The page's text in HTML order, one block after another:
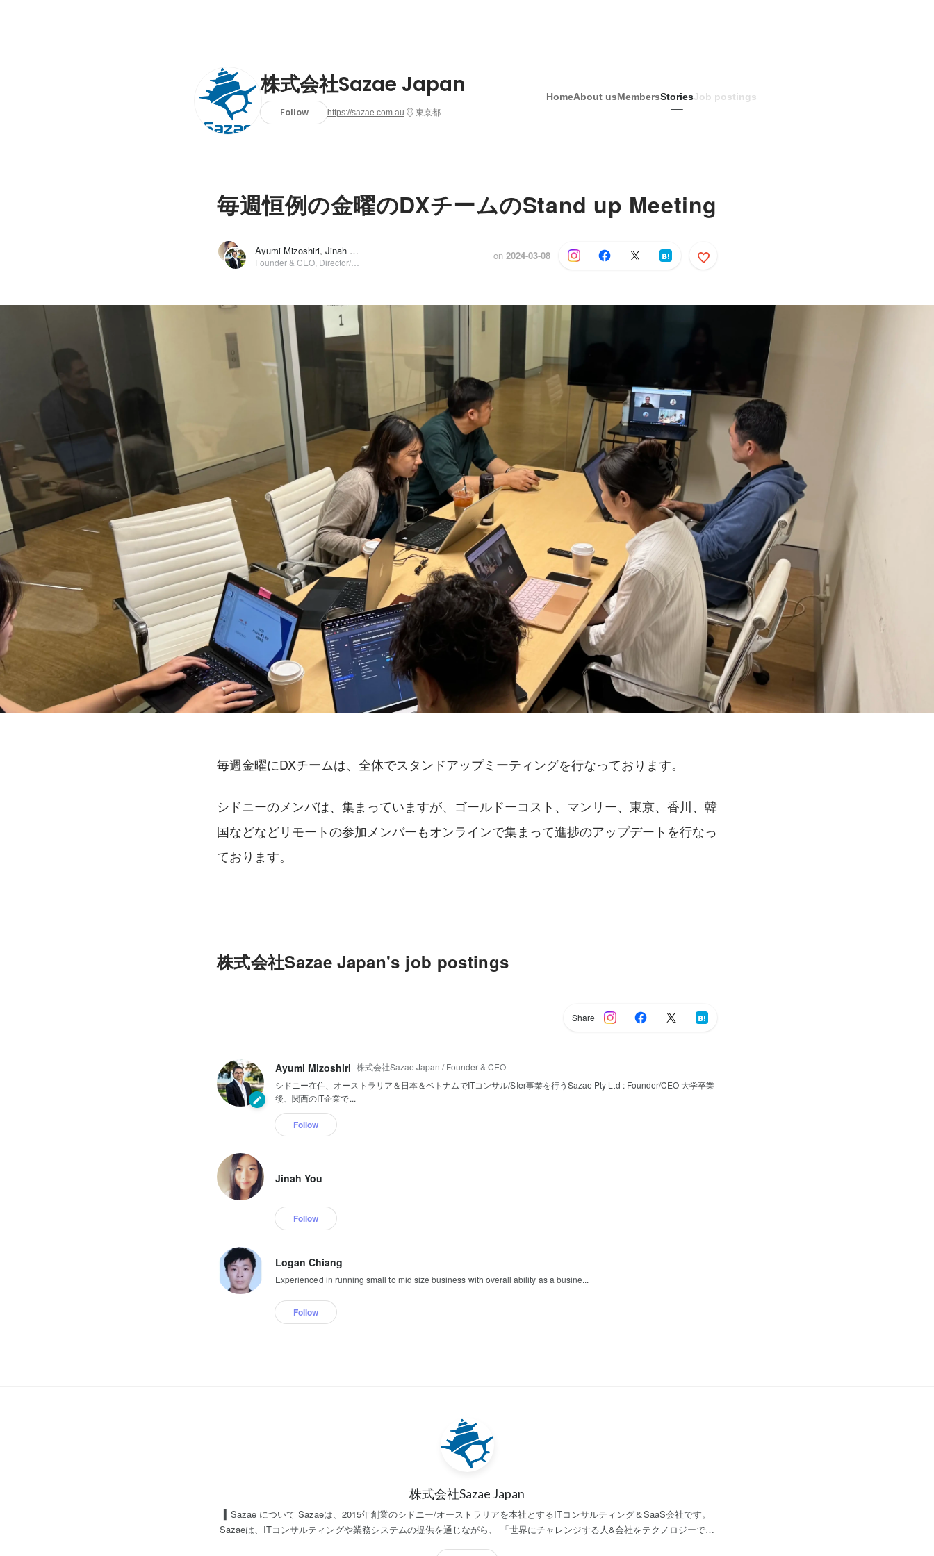
株式会社Sazae Japan
Follow https://sazae.com.au 東京都
HomeAbout usMembersStoriesJob postings
毎週恒例の金曜のDXチームのStand up Meeting
Ayumi Mizoshiri, Jinah You on 2024-03-08
毎週金曜にDXチームは、全体でスタンドアップミーティングを行なっております。
シドニーのメンバは、集まっていますが、ゴールドーコスト、マンリー、東京、香川、韓
国などなどリモートの参加メンバーもオンラインで集まって進捗のアップデートを行なっ
ております。
株式会社Sazae Japan's job postings
Ayumi Mizoshiri
Share
Ayumi Mizoshiri 株式会社Sazae Japan / Founder & CEO
シドニー在住、オーストラリア＆日本＆ベトナムでITコンサル/SIer事業を行うSazae Pty Ltd : Founder/CEO 大学卒業
後、関西のIT企業で...
Follow
Jinah You
Follow
Logan Chiang
Experienced in running small to mid size business with overall ability as a busine...
Follow
株式会社Sazae Japan
▍Sazae について Sazaeは、2015年創業のシドニー/オーストラリアを本社とするITコンサルティング＆SaaS会社です。
Sazaeは、ITコンサルティングや業務システムの提供を通じながら、 「世界にチャレンジする人&会社をテクノロジーでサ